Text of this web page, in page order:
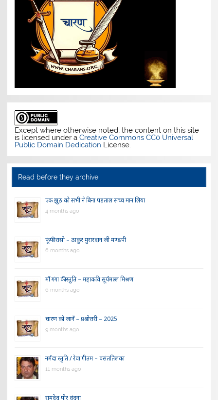
Except where otherwise noted, the content on this site
is licensed under aCreative Commons CC0 Universal
Public Domain Dedication License.
Read before they archive
एक झूठ को सभी ने बिना पड़ताल सच्च मान लिया
4 months ago
फूंफी रासो – ठाकुर मुरारदान जी मण्डपी
6 months ago
माँ गंगा की स्तुति – महाकवि सूर्यमल्ल मिश्रण
6 months ago
चारण को जानें – प्रश्नोत्तरी – 2025
9 months ago
नर्मदा स्तुति / रेवा गीतम – वसंततिलका
11 months ago
रामदेव पीर वंदना